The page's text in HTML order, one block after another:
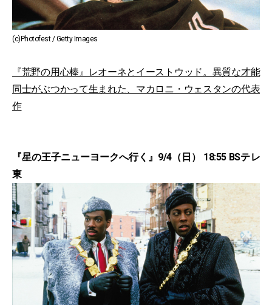
(c)Photofest / Getty Images
『荒野の用心棒』レオーネとイーストウッド。異質な才能
同士がぶつかって生まれた、マカロニ・ウェスタンの代表
作
『星の王子ニューヨークへ行く』9/4（日） 18:55 BSテレ
東